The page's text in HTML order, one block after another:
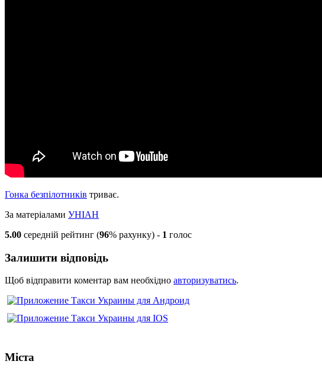
Гонка безпілотників триває.
За матеріалами УНІАН
5.00 середній рейтинг (96% рахунку) - 1 голос
Залишити відповідь
Щоб відправити коментар вам необхідно авторизуватись.
Міста